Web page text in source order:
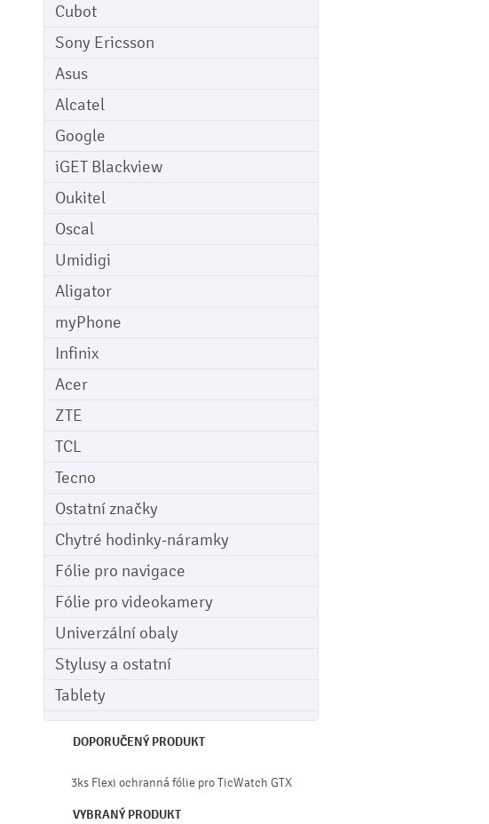
Cubot
Sony Ericsson
Asus
Alcatel
Google
iGET Blackview
Oukitel
Oscal
Umidigi
Aligator
myPhone
Infinix
Acer
ZTE
TCL
Tecno
Ostatní značky
Chytré hodinky-náramky
Fólie pro navigace
Fólie pro videokamery
Univerzální obaly
Stylusy a ostatní
Tablety
DOPORUČENÝ PRODUKT
3ks Flexi ochranná fólie pro TicWatch GTX
VYBRANÝ PRODUKT